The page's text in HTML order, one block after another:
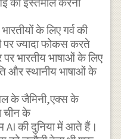
के लिए गर्व की
पर ज्यादा फोकस करते
भारतीय भाषाओं के लिए
और स्थानीय भाषाओं के
के जैमिनी,एक्स के
चीन के
AI की दुनिया में आते हैं।